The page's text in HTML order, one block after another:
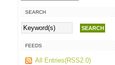
カ
イ
ブ
SEARCH
FEEDS
All Entries(RSS2.0)